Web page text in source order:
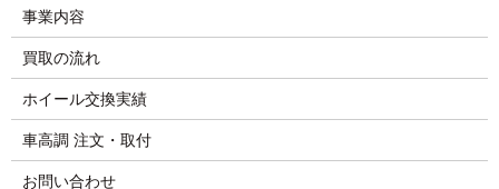
事業内容
買取の流れ
ホイール交換実績
車高調 注文・取付
お問い合わせ